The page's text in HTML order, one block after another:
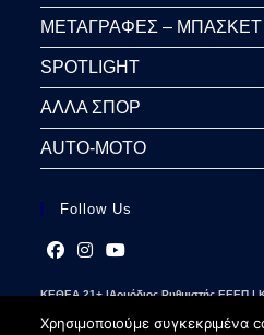
ΜΕΤΑΓΡΑΦΕΣ – ΜΠΑΣΚΕΤ
SPOTLIGHT
ΑΛΛΑ ΣΠΟΡ
AUTO-MOTO
Follow Us
in
a
in
a
in
a
ΚΕΘΕΑ 21+ |Αρμόδιος Ρυθμιστής ΕΕΕΠ |
Χρησιμοποιούμε συγκεκριμένα